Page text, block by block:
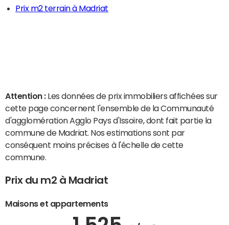
Prix m2 terrain à Madriat
Attention : Les données de prix immobiliers affichées sur
cette page concernent l'ensemble de la Communauté
d'agglomération Agglo Pays d'Issoire, dont fait partie la
commune de Madriat. Nos estimations sont par
conséquent moins précises à l'échelle de cette
commune.
Prix du m2 à Madriat
Maisons et appartements